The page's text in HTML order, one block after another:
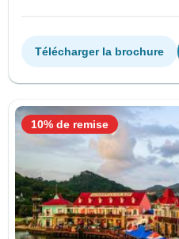
Télécharger la brochure
10% de remise